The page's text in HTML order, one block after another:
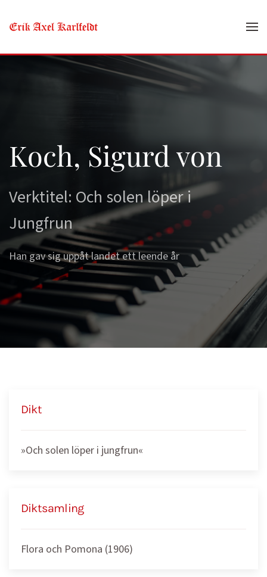
Skip to main content
Koch, Sigurd von
Verktitel: Och solen löper i
Jungfrun
Han gav sig uppåt landet ett leende år
Dikt
»Och solen löper i jungfrun«
Diktsamling
Flora och Pomona (1906)